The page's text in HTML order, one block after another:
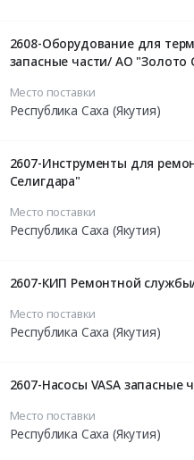
2608-Оборудование для
запасные части/ АО "Золото
Место поставки
Республика Саха (Якутия)
2607-Инструменты для
Селигдара"
Место поставки
Республика Саха (Якутия)
2607-КИП Ремонтной
Место поставки
Республика Саха (Якутия)
2607-Насосы VASA
Место поставки
Республика Саха (Якутия)